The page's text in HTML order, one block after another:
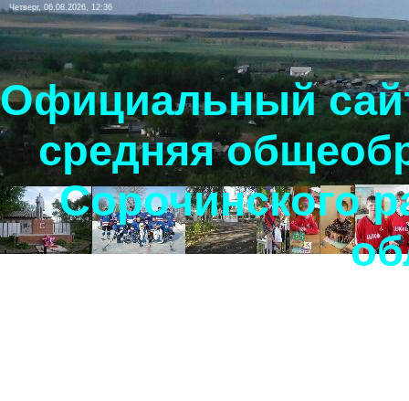
Четверг, 06.08.2026, 12:36
Официальный
средняя
Сорочинского